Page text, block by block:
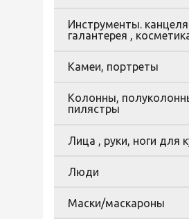
Инструменты.
галантерея ,
Камеи, портреты
Колонны,
пилястры
Лица , руки, ноги для
Люди
Маски/маскароны